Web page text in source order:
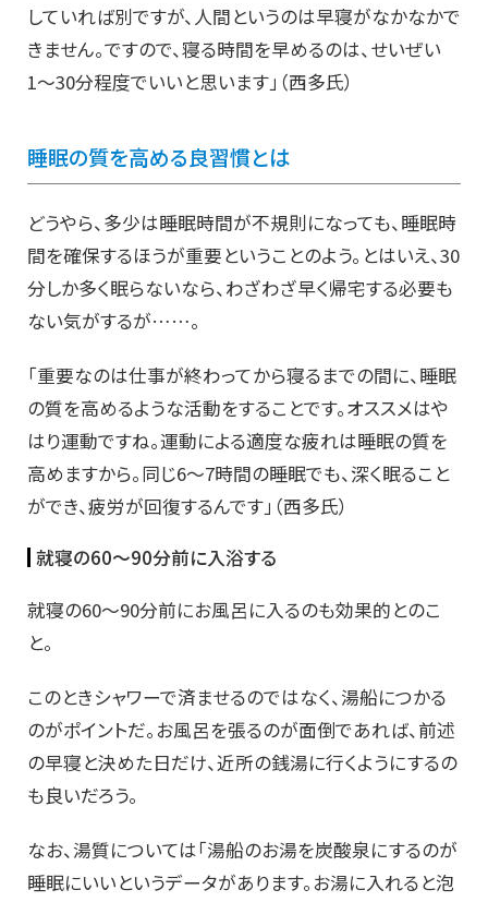
していれば別ですが、人間というのは早寝がなかなかで
きません。ですので、寝る時間を早めるのは、せいぜい
1〜30分程度でいいと思います」（西多氏）
睡眠の質を高める良習慣とは
どうやら、多少は睡眠時間が不規則になっても、睡眠時
間を確保するほうが重要ということのよう。とはいえ、30
分しか多く眠らないなら、わざわざ早く帰宅する必要も
ない気がするが……。
「重要なのは仕事が終わってから寝るまでの間に、睡眠
の質を高めるような活動をすることです。オススメはや
はり運動ですね。運動による適度な疲れは睡眠の質を
高めますから。同じ6〜7時間の睡眠でも、深く眠ること
ができ、疲労が回復するんです」（西多氏）
就寝の60〜90分前に入浴する
就寝の60〜90分前にお風呂に入るのも効果的とのこ
と。
このときシャワーで済ませるのではなく、湯船につかる
のがポイントだ。お風呂を張るのが面倒であれば、前述
の早寝と決めた日だけ、近所の銭湯に行くようにするの
も良いだろう。
なお、湯質については「湯船のお湯を炭酸泉にするのが
睡眠にいいというデータがあります。お湯に入れると泡